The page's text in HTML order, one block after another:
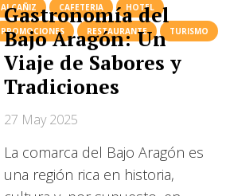
ALCAÑIZ CAFETERIA HOTEL
PROMOCIONES RESTAURANTE TURISMO
Gastronomía del
Bajo Aragón: Un
Viaje de Sabores y
Tradiciones
27 May 2025
La comarca del Bajo Aragón es
una región rica en historia,